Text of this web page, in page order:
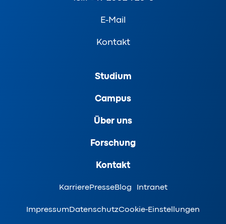
E-Mail
Kontakt
Studium
Campus
Über uns
Forschung
Kontakt
KarrierePresseBlog Intranet
ImpressumDatenschutzCookie-Einstellungen